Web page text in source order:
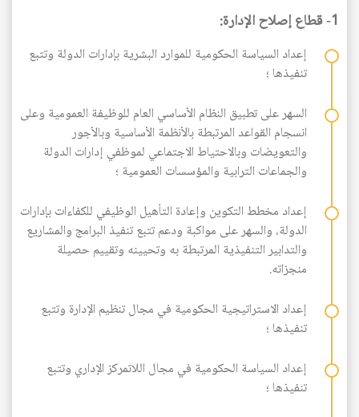
AR
1- قطاع إصلاح الإدارة:
إعداد السياسة الحكومية للموارد البشرية بإدارات الدولة وتتبع
تنفيذها ؛
السهر على تطبيق النظام الأساسي العام للوظيفة العمومية وعلى
انسجام القواعد المرتبطة بالأنظمة الأساسية وبالأجور
والتعويضات وبالاحتياط الاجتماعي لموظفي إدارات الدولة
والجماعات الترابية والمؤسسات العمومية ؛
إعداد مخطط التكوين وإعادة التأهيل الوظيفي للكفاءات بإدارات
الدولة، والسهر على مواكبة ودعم تتبع تنفيذ البرامج والمشاريع
والتدابير التنفيذية المرتبطة به وتحيينه وتقييم حصيلة
منجزاته.
إعداد الاستراتيجية الحكومية في مجال تنظيم الإدارة وتتبع
تنفيذها ؛
إعداد السياسة الحكومية في مجال اللاتمركز الإداري وتتبع
تنفيذها ؛